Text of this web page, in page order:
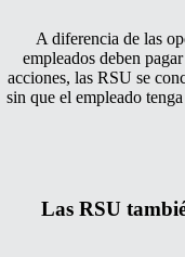
A diferencia de las
empleados deben
acciones, las RSU se
sin que el empleado
Las RSU